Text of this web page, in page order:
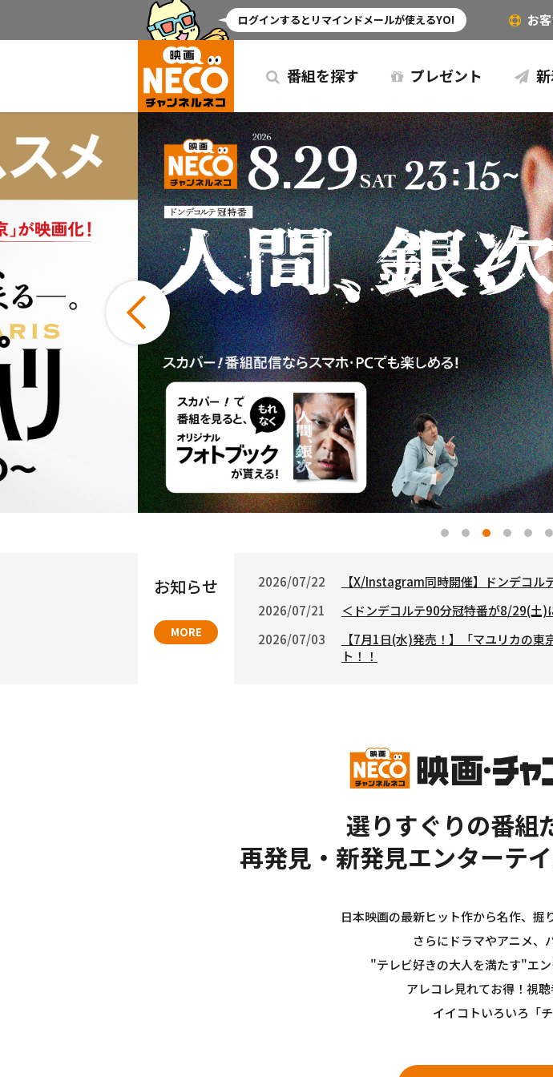
番組を探す プレゼント
お
ミッドナイト その他（音楽な
ログインするとリマインドメールが使えるYO!
お知らせ
MORE
2026/07/22
【X/Instagram同時開催】ドンデコル
2026/07/21
＜ドンデコルテ90分冠特番が8/29(土)
2026/07/03
【7月1日(水)発売！】「マユリカの
ト！！
選りすぐりの番組
再発見・新発見エンターテ
日本映画の最新ヒット作から名作、掘
さらにドラマやアニメ、
"テレビ好きの大人を満たす"エン
アレコレ見れてお得！視
イイコトいろいろ「チ